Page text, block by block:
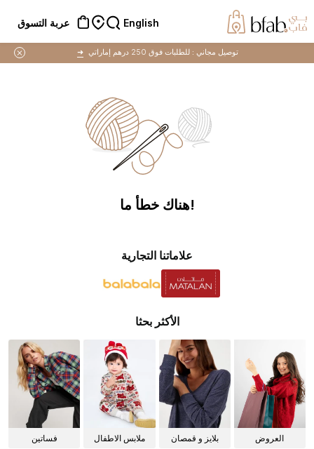
English عربة التسوق
توصيل مجاني : للطلبات فوق 250 درهم إماراتي ➜
!هناك خطأ ما
علاماتنا التجارية
الأكثر بحثا
العروض
بلايز و قمصان
ملابس الاطفال فساتين